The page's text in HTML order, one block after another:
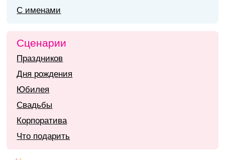
С именами
Сценарии
Праздников
Дня рождения
Юбилея
Свадьбы
Корпоратива
Что подарить